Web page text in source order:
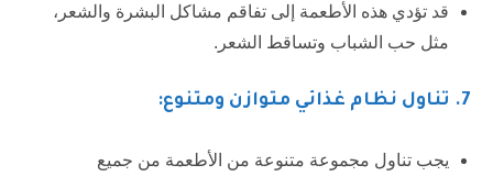
قد تؤدي هذه الأطعمة إلى تفاقم مشاكل البشرة والشعر،
مثل حب الشباب وتساقط الشعر.
7. تناول نظام غذائي متوازن ومتنوع:
يجب تناول مجموعة متنوعة من الأطعمة من جميع